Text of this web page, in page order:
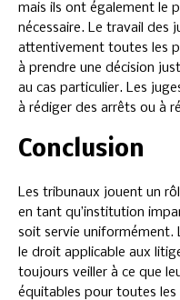
mais ils ont également le
nécessaire. Le travail des
attentivement toutes les
à prendre une décision
au cas particulier. Les
à rédiger des arrêts ou à
Conclusion
Les tribunaux jouent un
en tant qu’institution
soit servie uniformément.
le droit applicable aux
toujours veiller à ce que
équitables pour toutes